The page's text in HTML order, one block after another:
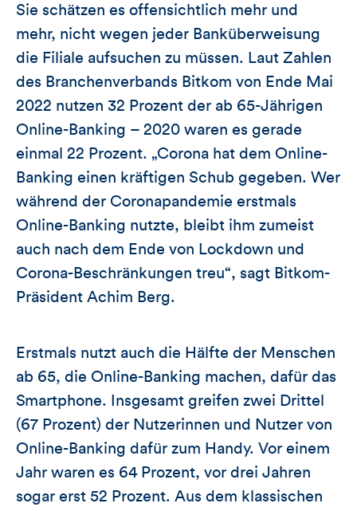
Sie schätzen es offensichtlich mehr und
mehr, nicht wegen jeder Banküberweisung
die Filiale aufsuchen zu müssen. Laut Zahlen
des Branchenverbands Bitkom von Ende Mai
2022 nutzen 32 Prozent der ab 65-Jährigen
Online-Banking – 2020 waren es gerade
einmal 22 Prozent. „Corona hat dem Online-
Banking einen kräftigen Schub gegeben. Wer
während der Coronapandemie erstmals
Online-Banking nutzte, bleibt ihm zumeist
auch nach dem Ende von Lockdown und
Corona-Beschränkungen treu“, sagt Bitkom-
Präsident Achim Berg.
Erstmals nutzt auch die Hälfte der Menschen
ab 65, die Online-Banking machen, dafür das
Smartphone. Insgesamt greifen zwei Drittel
(67 Prozent) der Nutzerinnen und Nutzer von
Online-Banking dafür zum Handy. Vor einem
Jahr waren es 64 Prozent, vor drei Jahren
sogar erst 52 Prozent. Aus dem klassischen